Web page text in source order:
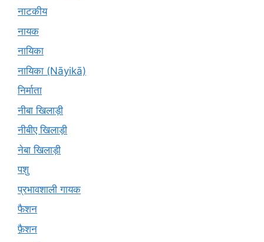
नाटकीय
नायक
नायिका
नायिका (Nāyikā)
निर्माता
नीबा खिलाड़ी
नीबीए खिलाड़ी
नेबा खिलाड़ी
पशु
प्रभावशाली गायक
फैशन
फ़ैशन